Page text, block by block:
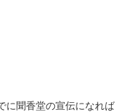
に聞香堂の宣伝になれば